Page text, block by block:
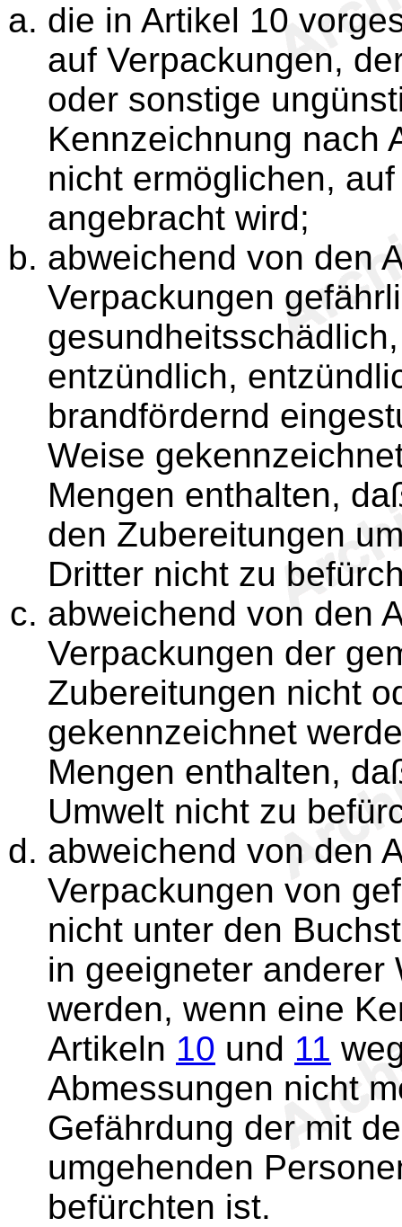
die in Artikel 10
auf Verpackungen,
oder sonstige
Kennzeichnung nach
nicht ermöglichen,
angebracht wird;
abweichend von den
Verpackungen
entzündlich,
brandfördernd
Weise
Mengen enthalten,
den Zubereitungen
Dritter nicht zu
abweichend von den
Verpackungen der
Zubereitungen nicht
gekennzeichnet
Mengen enthalten,
Umwelt nicht zu
abweichend von den
Verpackungen von
nicht unter den
in geeigneter anderer
werden, wenn eine
Artikeln 10 und 11
Abmessungen nicht
Gefährdung der mit
umgehenden
befürchten ist.